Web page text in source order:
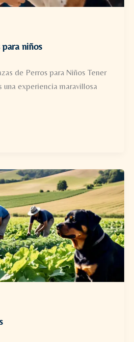
niños​
de Perros para Niños Tener
una experiencia maravillosa